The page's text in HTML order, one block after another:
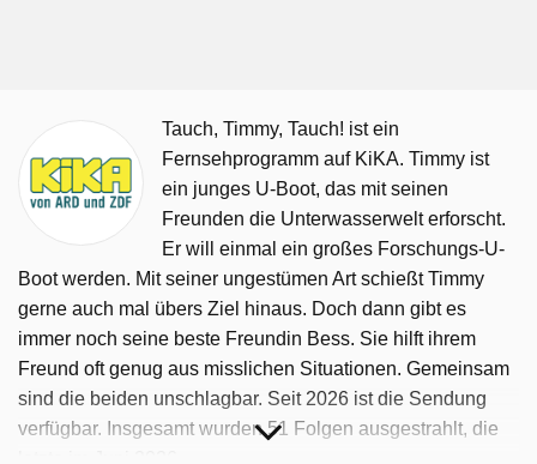
Tauch, Timmy, Tauch! ist ein
Fernsehprogramm auf KiKA. Timmy ist
ein junges U-Boot, das mit seinen
Freunden die Unterwasserwelt erforscht.
Er will einmal ein großes Forschungs-U-
Boot werden. Mit seiner ungestümen Art schießt Timmy
gerne auch mal übers Ziel hinaus. Doch dann gibt es
immer noch seine beste Freundin Bess. Sie hilft ihrem
Freund oft genug aus misslichen Situationen. Gemeinsam
sind die beiden unschlagbar. Seit 2026 ist die Sendung
verfügbar. Insgesamt wurden 51 Folgen ausgestrahlt, die